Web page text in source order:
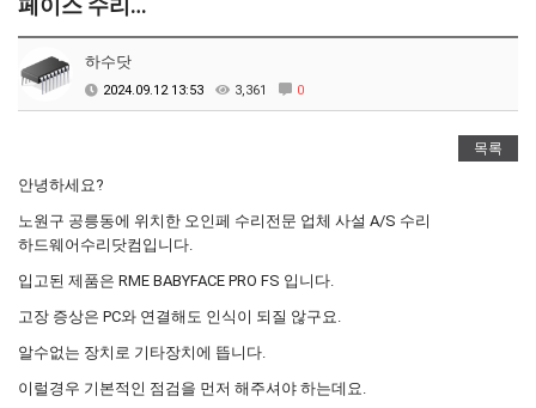
페이스 수리…
하수닷
2024.09.12 13:53 3,361 0
목록
안녕하세요?
노원구 공릉동에 위치한 오인페 수리전문 업체 사설 A/S 수리
하드웨어수리닷컴입니다.
입고된 제품은 RME BABYFACE PRO FS 입니다.
고장 증상은 PC와 연결해도 인식이 되질 않구요.
알수없는 장치로 기타장치에 뜹니다.
이럴경우 기본적인 점검을 먼저 해주셔야 하는데요.